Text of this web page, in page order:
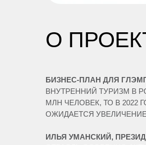
БИЗНЕС-ПЛАН ДЛЯ
ВНУТРЕННИЙ ТУРИЗМ В
МЛН ЧЕЛОВЕК, ТО В 2022
ОЖИДАЕТСЯ
ИЛЬЯ УМАНСКИЙ,
О